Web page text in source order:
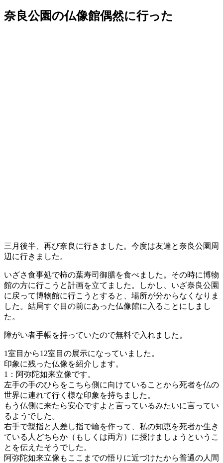
奈良公園の仏像館偶然に行った
三月後半、再び奈良に行きました。今度は友達と奈良公園周
辺に行きました。
いざさ食事処で柿の葉寿司御膳を食べました。その時に博物
館の方に行こうと計画を立てました。しかし、いざ奈良公園
に戻って博物館に行こうとすると、場所が分からなくなりま
した。結局すぐ目の前にあった仏像館に入ることにしまし
た。
障がい者手帳を持っていたので無料で入れました。
1室目から12室目の展示になっていました。
印象に残った仏像を紹介します。
1：阿弥陀如来立像です。
左手の手のひらをこちら側に向けていることから死者を仏の
世界に連れて行く様な印象を持ちました。
もう仏側に来たら安心ですよと言っているみたいに言ってい
るようでした。
右手で親指と人差し指で輪を作って、私の知恵を死者か生き
ている人どちらか（もしくは両方）に授けましょうというこ
とを伝えたそうでした。
阿弥陀如来立像もここまでの悟りに近づけたから普通の人間